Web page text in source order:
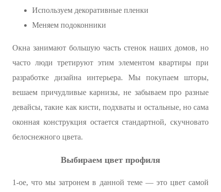
Используем декоративные пленки
Меняем подоконники
Окна занимают большую часть стенок наших домов, но
часто люди третируют этим элементом квартиры при
разработке дизайна интерьера. Мы покупаем шторы,
вешаем причудливые карнизы, не забываем про разные
девайсы, такие как кисти, подхваты и остальные, но сама
оконная конструкция остается стандартной, скучновато
белоснежного цвета.
Выбираем цвет профиля
1-ое, что мы затронем в данной теме — это цвет самой